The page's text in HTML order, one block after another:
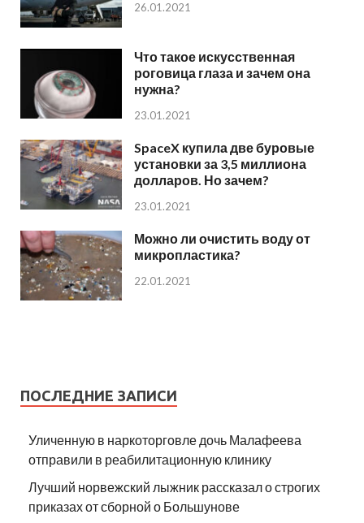
26.01.2021
Что такое искусственная
роговица глаза и зачем она
нужна?
23.01.2021
SpaceX купила две буровые
установки за 3,5 миллиона
долларов. Но зачем?
23.01.2021
Можно ли очистить воду от
микропластика?
22.01.2021
ПОСЛЕДНИЕ ЗАПИСИ
Уличенную в наркоторговле дочь Малафеева
отправили в реабилитационную клинику
Лучший норвежский лыжник рассказал о строгих
приказах от сборной о Большунове